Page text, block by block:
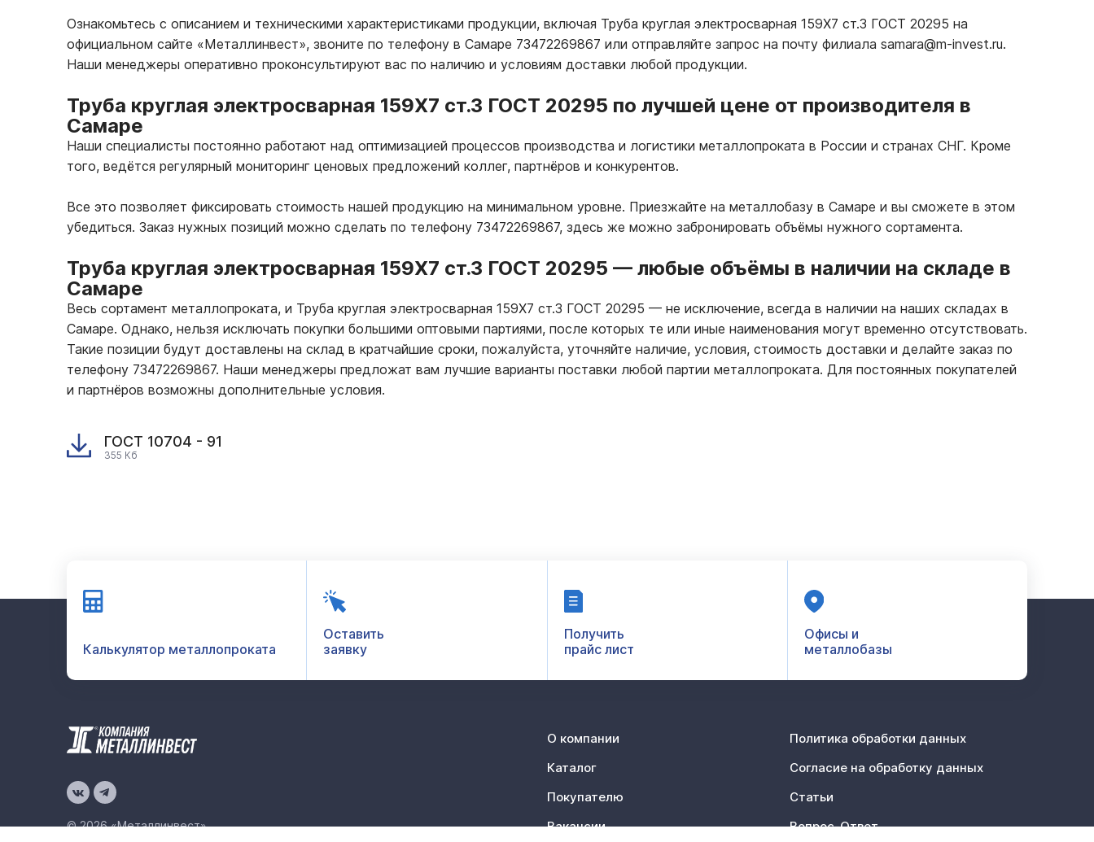
Ознакомьтесь с описанием и техническими характеристиками продукции, включая Труба круглая электросварная 159Х7 ст.3 ГОСТ 20295 на
официальном сайте «Металлинвест», звоните по телефону в Самаре 73472269867 или отправляйте запрос на почту филиала samara@m-invest.ru.
Наши менеджеры оперативно проконсультируют вас по наличию и условиям доставки любой продукции.
Труба круглая электросварная 159Х7 ст.3 ГОСТ 20295 по лучшей цене от производителя в
Самаре
Наши специалисты постоянно работают над оптимизацией процессов производства и логистики металлопроката в России и странах СНГ. Кроме
того, ведётся регулярный мониторинг ценовых предложений коллег, партнёров и конкурентов.
Все это позволяет фиксировать стоимость нашей продукцию на минимальном уровне. Приезжайте на металлобазу в Самаре и вы сможете в этом
убедиться. Заказ нужных позиций можно сделать по телефону 73472269867, здесь же можно забронировать объёмы нужного сортамента.
Труба круглая электросварная 159Х7 ст.3 ГОСТ 20295 — любые объёмы в наличии на складе в
Самаре
Весь сортамент металлопроката, и Труба круглая электросварная 159Х7 ст.3 ГОСТ 20295 — не исключение, всегда в наличии на наших складах в
Самаре. Однако, нельзя исключать покупки большими оптовыми партиями, после которых те или иные наименования могут временно отсутствовать.
Такие позиции будут доставлены на склад в кратчайшие сроки, пожалуйста, уточняйте наличие, условия, стоимость доставки и делайте заказ по
телефону 73472269867. Наши менеджеры предложат вам лучшие варианты поставки любой партии металлопроката. Для постоянных покупателей
и партнёров возможны дополнительные условия.
ГОСТ 10704 - 91
355 Кб
Калькулятор металлопроката
Оставить
заявку
Получить
прайс лист
Офисы и
металлобазы
© 2026 «Металлинвест»
О компании
Каталог
Покупателю
Вакансии
Политика обработки данных
Согласие на обработку данных
Статьи
Вопрос-Ответ